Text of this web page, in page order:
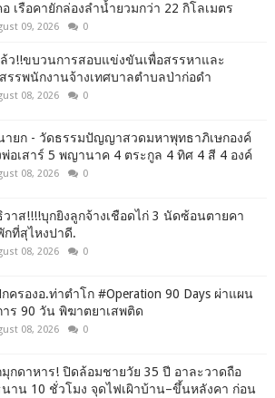
เรือคายักล่องลำน้ำยวมกว่า 22 กิโลเมตร
09, 2026 0
ล้ว!!ขบวนการสอบแข่งขันเพื่อสรรหาและ
รรพนักงานจ้างเทศบาลตำบลป่าก่อดำ
08, 2026 0
ายก - วัดธรรมปัญญาสวดมหาพุทธาภิเษกองค์
อเสาร์ 5 พญานาค 4 ตระกูล 4 ทิศ 4 สี 4 องค์
08, 2026 0
าส!!!!บุกยิงลูกจ้างเชือดไก่ 3 นัดซ้อนตายคา
ที่สุไหงปาดี.
08, 2026 0
ครองอ.ท่าตำโก #Operation 90 Days ผ่าแผน
าร 90 วัน พิฆาตยาเสพติด
08, 2026 0
มุกดาหาร! ปิดล้อมชายวัย 35 ปี อาละวาดถือ
นาน 10 ชั่วโมง จุดไฟเผิาบ้าน–ขึ้นหลังคา ก่อน